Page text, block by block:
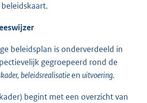
beleidsplan is onderverdeeld in
gegroepeerd rond de
beleidsrealisatieen uitvoering.
begint met een overzicht van